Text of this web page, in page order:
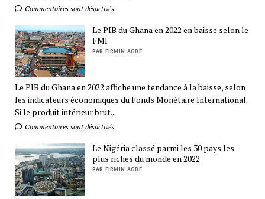
Commentaires sont désactivés
Le PIB du Ghana en 2022 en baisse selon le
FMI
PAR FIRMIN AGBÉ
Le PIB du Ghana en 2022 affiche une tendance à la baisse, selon
les indicateurs économiques du Fonds Monétaire International.
Si le produit intérieur brut...
Commentaires sont désactivés
Le Nigéria classé parmi les 30 pays les
plus riches du monde en 2022
PAR FIRMIN AGBÉ